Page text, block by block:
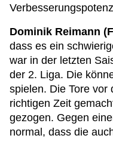
Dominik Reimann
dass es ein
war in der letzten
der 2. Liga. Die
spielen. Die Tore vor
richtigen Zeit
gezogen. Gegen
normal, dass die